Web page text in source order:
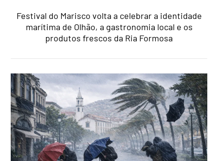
Festival do Marisco volta a celebrar a identidade
marítima de Olhão, a gastronomia local e os
produtos frescos da Ria Formosa